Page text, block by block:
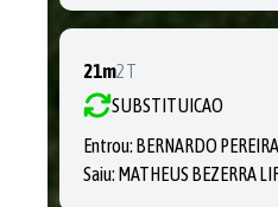
21m2T
SUBSTITUICAO
Entrou: BERNARDO
Saiu: MATHEUS BEZERRA